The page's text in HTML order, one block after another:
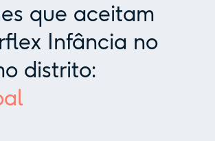
que aceitam
Infância no
distrito: